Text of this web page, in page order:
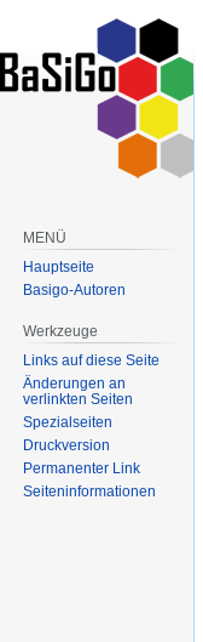
MENÜ
Hauptseite
Basigo-Autoren
Werkzeuge
Links auf diese Seite
Änderungen an
verlinkten Seiten
Spezialseiten
Druckversion
Permanenter Link
Seiten­informationen